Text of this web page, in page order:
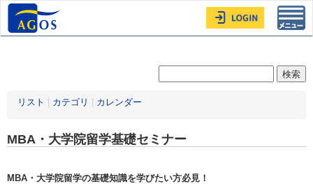
リスト カテゴリ カレンダー
MBA・大学院留学基礎セミナー
MBA・大学院留学の基礎知識を学びたい方必見！